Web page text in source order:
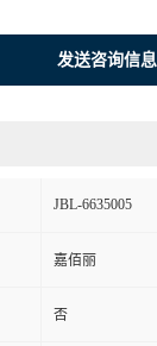
发送咨询信息
JBL-6635005
嘉佰丽
否